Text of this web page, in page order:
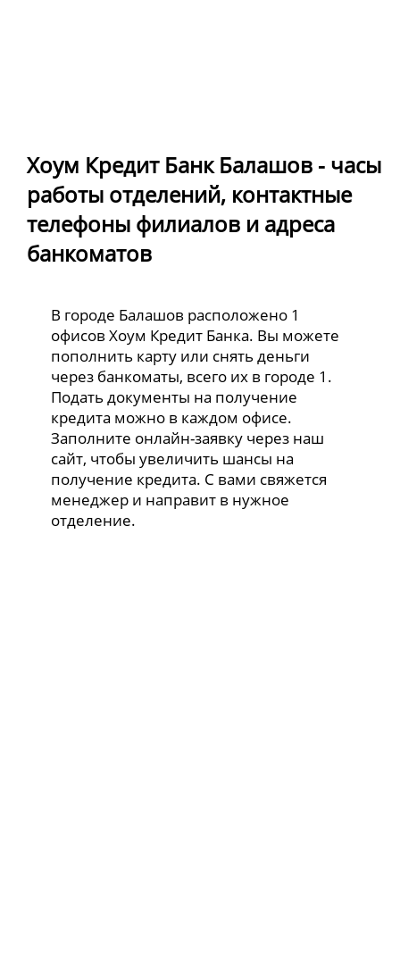
Хоум Кредит Банк Балашов - часы
работы отделений, контактные
телефоны филиалов и адреса
банкоматов
В городе Балашов расположено 1
офисов Хоум Кредит Банка. Вы можете
пополнить карту или снять деньги
через банкоматы, всего их в городе 1.
Подать документы на получение
кредита можно в каждом офисе.
Заполните онлайн-заявку через наш
сайт, чтобы увеличить шансы на
получение кредита. С вами свяжется
менеджер и направит в нужное
отделение.